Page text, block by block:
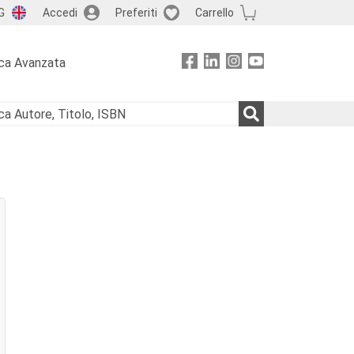
Accedi Preferiti Carrello
Avanzata